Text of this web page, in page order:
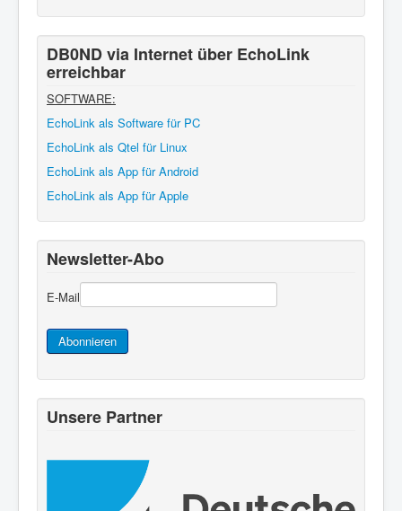
DB0ND via Internet über EchoLink
erreichbar
SOFTWARE:
EchoLink als Software für PC
EchoLink als Qtel für Linux
EchoLink als App für Android
EchoLink als App für Apple
Newsletter-Abo
E-Mail
Abonnieren
Unsere Partner